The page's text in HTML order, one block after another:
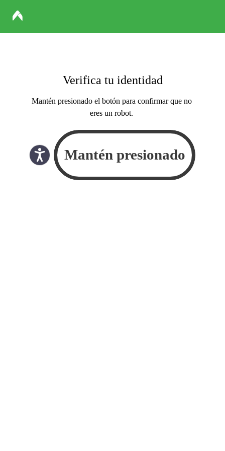
Verifica tu identidad
Mantén presionado el botón para confirmar que no
eres un robot.